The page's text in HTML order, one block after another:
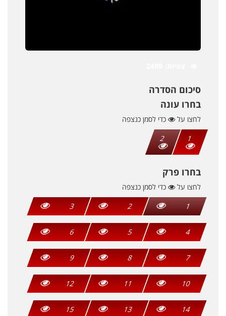
סיכום הסדרה
בחרו עונה
לחצו על
כדי לסמן כנצפה
1
2
בחרו פרק
לחצו על
כדי לסמן כנצפה
1
2
3
4
5
6
7
8
9
10
11
12
14
13
15